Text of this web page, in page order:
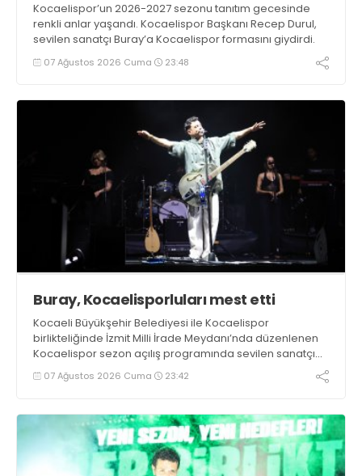
Kocaelispor’un 2026-2027 sezonu tanıtım gecesinde
renkli anlar yaşandı. Kocaelispor Başkanı Recep Durul,
sevilen sanatçı Buray’a Kocaelispor formasını giydirdi.
07 Ağustos 2026 Cuma 23:48
Buray, Kocaelisporluları mest etti
Kocaeli Büyükşehir Belediyesi ile Kocaelispor
birlikteliğinde İzmit Milli İrade Meydanı’nda düzenlenen
Kocaelispor sezon açılış programında sevilen sanatçı
Buray, verdiği konserle meydanı inletti.
07 Ağustos 2026 Cuma 23:42